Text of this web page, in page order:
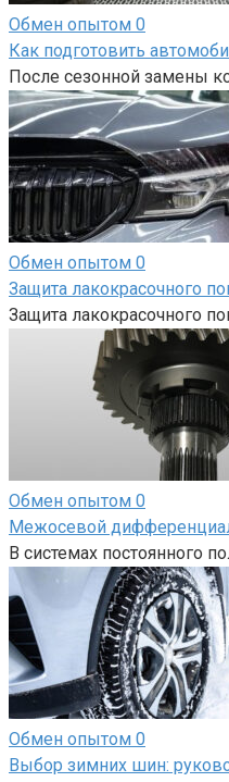
Обмен опытом 0
Как подготовить
После сезонной замены
Обмен опытом 0
Защита лакокрасочного
Защита лакокрасочного
Обмен опытом 0
Межосевой
В системах постоянного
Обмен опытом 0
Выбор зимних шин: